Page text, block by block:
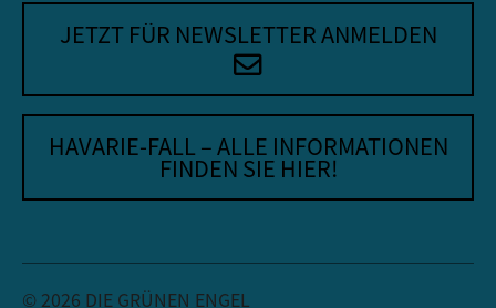
JETZT FÜR NEWSLETTER ANMELDEN
HAVARIE-FALL – ALLE INFORMATIONEN
FINDEN SIE HIER!
© 2026 DIE GRÜNEN ENGEL